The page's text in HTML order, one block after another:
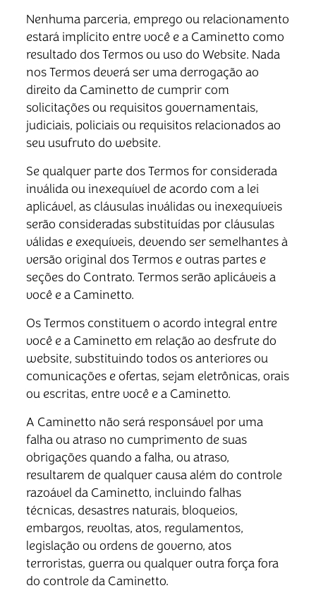
Nenhuma parceria, emprego ou relacionamento
estará implícito entre você e a Caminetto como
resultado dos Termos ou uso do Website. Nada
nos Termos deverá ser uma derrogação ao
direito da Caminetto de cumprir com
solicitações ou requisitos governamentais,
judiciais, policiais ou requisitos relacionados ao
seu usufruto do website.
Se qualquer parte dos Termos for considerada
inválida ou inexequível de acordo com a lei
aplicável, as cláusulas inválidas ou inexequíveis
serão consideradas substituídas por cláusulas
válidas e exequíveis, devendo ser semelhantes à
versão original dos Termos e outras partes e
seções do Contrato. Termos serão aplicáveis a
você e a Caminetto.
Os Termos constituem o acordo integral entre
você e a Caminetto em relação ao desfrute do
website, substituindo todos os anteriores ou
comunicações e ofertas, sejam eletrônicas, orais
ou escritas, entre você e a Caminetto.
A Caminetto não será responsável por uma
falha ou atraso no cumprimento de suas
obrigações quando a falha, ou atraso,
resultarem de qualquer causa além do controle
razoável da Caminetto, incluindo falhas
técnicas, desastres naturais, bloqueios,
embargos, revoltas, atos, regulamentos,
legislação ou ordens de governo, atos
terroristas, guerra ou qualquer outra força fora
do controle da Caminetto.